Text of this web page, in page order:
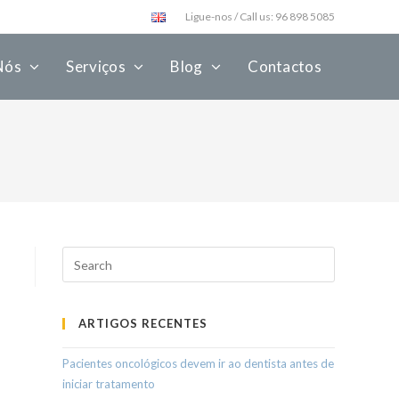
Ligue-nos / Call us: 96 898 5085
Serviços Blog Contactos
ARTIGOS RECENTES
Pacientes oncológicos devem ir ao dentista antes de
iniciar tratamento